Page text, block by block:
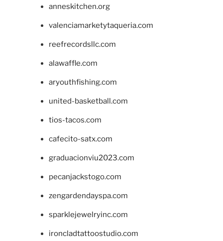
anneskitchen.org
valenciamarketytaqueria.com
reefrecordsllc.com
alawaffle.com
aryouthfishing.com
united-basketball.com
tios-tacos.com
cafecito-satx.com
graduacionviu2023.com
pecanjackstogo.com
zengardendayspa.com
sparklejewelryinc.com
ironcladtattoostudio.com